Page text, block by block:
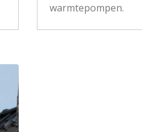
warmtepompen.